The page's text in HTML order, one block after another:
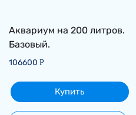
Аквариум на 200 литров.
Базовый.
106600 Р
Купить